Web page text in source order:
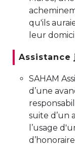
qu'ils
leur
Assistance
SAHAM
d’une
suite d’un
l’usage